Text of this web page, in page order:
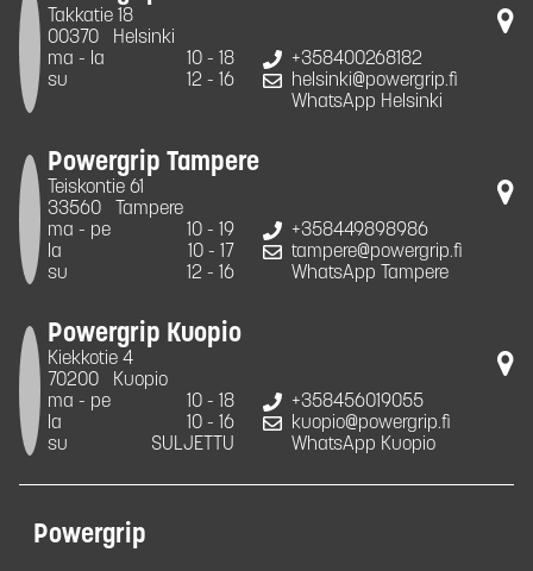
Takkatie 18
00370
Helsinki
ma - la
10 - 18
su
12 - 16
+358400268182
helsinki@powergrip.fi
WhatsApp Helsinki
Powergrip Tampere
Teiskontie 61
33560
Tampere
ma - pe
10 - 19
la
10 - 17
su
12 - 16
+358449898986
tampere@powergrip.fi
WhatsApp Tampere
Powergrip Kuopio
Kiekkotie 4
70200
Kuopio
ma - pe
10 - 18
la
10 - 16
su
SULJETTU
+358456019055
kuopio@powergrip.fi
WhatsApp Kuopio
Powergrip